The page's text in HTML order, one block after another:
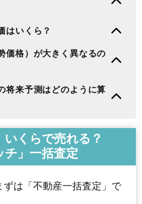
はいくら？
価格）が大きく異なるの
将来予測はどのように算
くらで売れる？
チ」一括査定
は「不動産一括査定」で